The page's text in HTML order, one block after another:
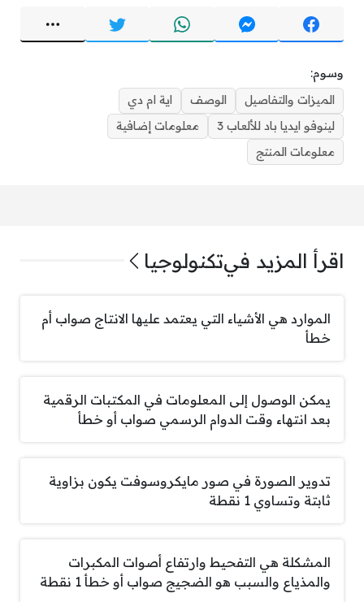
وسوم:
الميزات والتفاصيل
الوصف
اية ام دي
لينوفو ايديا باد للألعاب 3
معلومات إضافية
معلومات المنتج
اقرأ المزيد فيتكنولوجيا
الموارد هي الأشياء التي يعتمد عليها الانتاج صواب أم
خطأ
يمكن الوصول إلى المعلومات في المكتبات الرقمية
بعد انتهاء وقت الدوام الرسمي صواب أو خطأ
تدوير الصورة في صور مايكروسوفت يكون بزاوية
ثابتة وتساوي 1 نقطة
المشكلة هي التفحيط وارتفاع أصوات المكبرات
والمذياع والسبب هو الضجيج صواب أو خطأ 1 نقطة